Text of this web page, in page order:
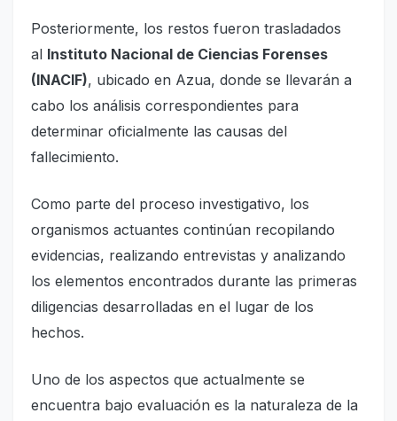
Posteriormente, los restos fueron trasladados
al Instituto Nacional de Ciencias Forenses
(INACIF), ubicado en Azua, donde se llevarán a
cabo los análisis correspondientes para
determinar oficialmente las causas del
fallecimiento.
Como parte del proceso investigativo, los
organismos actuantes continúan recopilando
evidencias, realizando entrevistas y analizando
los elementos encontrados durante las primeras
diligencias desarrolladas en el lugar de los
hechos.
Uno de los aspectos que actualmente se
encuentra bajo evaluación es la naturaleza de la